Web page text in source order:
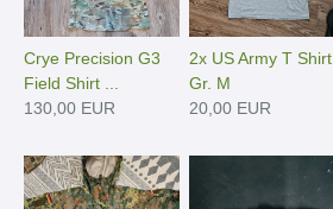
Crye Precision G3
Field Shirt ...
130,00 EUR
2x US Army T Shirt
Gr. M
20,00 EUR